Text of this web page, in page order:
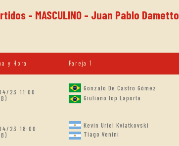
- MASCULINO - Juan Pablo Dametto
y Hora Pareja 1
23 11:00
Gonzalo De Castro Gómez
Giuliano Iop Laporta
23 18:00
Kevin Uriel Kviatkovski
Tiago Venini